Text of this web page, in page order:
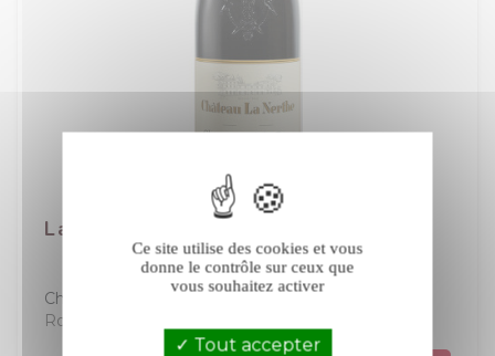
La Nerthe rouge 2015
Châteauneuf-du-Pape
Rouge
Ce site utilise des cookies et vous
donne le contrôle sur ceux que
vous souhaitez activer
Tout accepter